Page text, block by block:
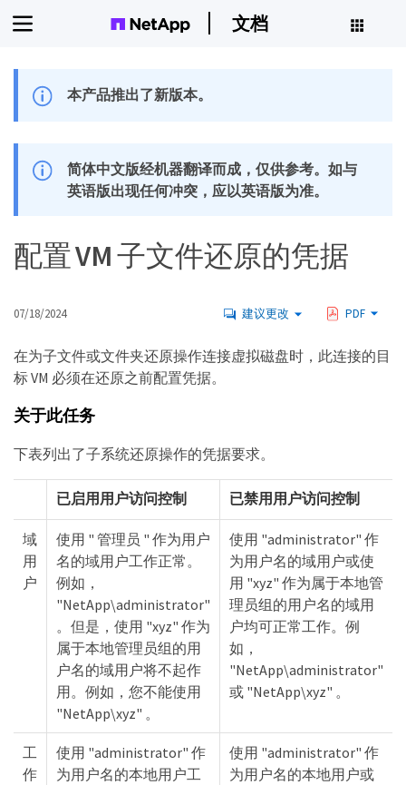
文档
本产品推出了新版本。
简体中文版经机器翻译而成，仅供参考。如与
英语版出现任何冲突，应以英语版为准。
配置 VM 子文件还原的凭据
07/18/2024 建议更改 PDF
在为子文件或文件夹还原操作连接虚拟磁盘时，此连接的目
标 VM 必须在还原之前配置凭据。
关于此任务
下表列出了子系统还原操作的凭据要求。
已启用用户访问控制 已禁用用户访问控制
域
用
户
使用 " 管理员 " 作为用户
名的域用户工作正常。
例如，
"NetApp\administrator"
。但是，使用 "xyz" 作为
属于本地管理员组的用
户名的域用户将不起作
用。例如，您不能使用
"NetApp\xyz" 。
使用 "administrator" 作
为用户名的域用户或使
用 "xyz" 作为属于本地管
理员组的用户名的域用
户均可正常工作。例
如，
"NetApp\administrator"
或 "NetApp\xyz" 。
工
作
使用 "administrator" 作
为用户名的本地用户工
使用 "administrator" 作
为用户名的本地用户或